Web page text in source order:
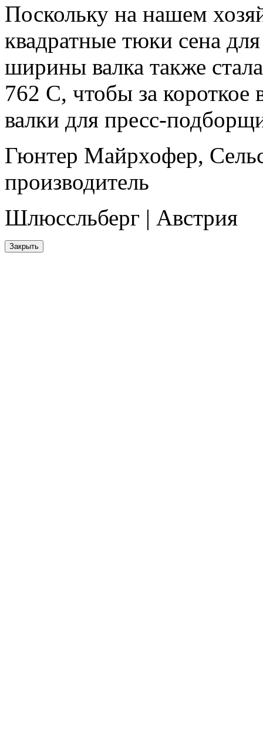
Поскольку на нашем
квадратные тюки сена
ширины валка также
762 C, чтобы за
валки для пресс-
Гюнтер Майрхофер,
производитель
Шлюссльберг | Австрия
Закрыть